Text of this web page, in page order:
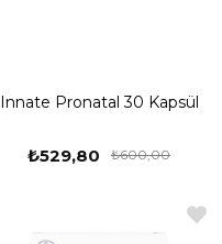
Innate Pronatal 30 Kapsül
₺529,80 ₺600,00